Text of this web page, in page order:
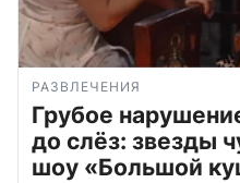
РАЗВЛЕЧЕНИЯ
Грубое
до слёз: звезды
шоу «Большой